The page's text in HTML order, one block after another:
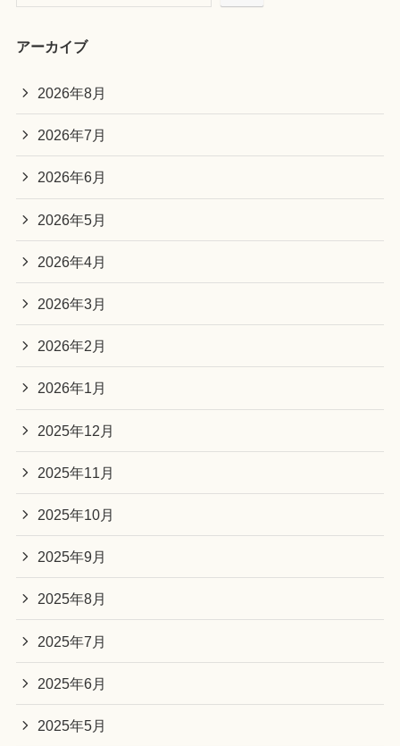
アーカイブ
2026年8月
2026年7月
2026年6月
2026年5月
2026年4月
2026年3月
2026年2月
2026年1月
2025年12月
2025年11月
2025年10月
2025年9月
2025年8月
2025年7月
2025年6月
2025年5月